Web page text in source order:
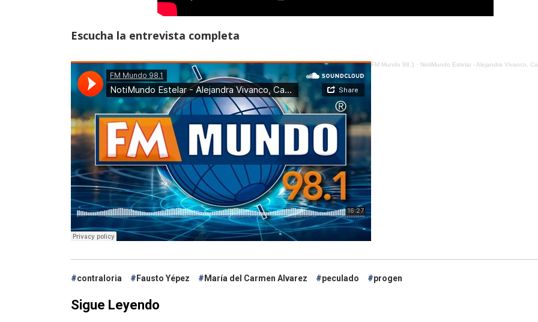
Escucha la entrevista completa
FM Mundo 98.1 · NotiMundo Estelar - Alejandra Vivanco, Caso Progen, ¿por dónde debían iniciar las
contraloria Fausto Yépez María del Carmen Alvarez peculado progen
Sigue Leyendo